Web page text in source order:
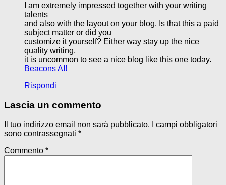
I am extremely impressed together with your writing
talents
and also with the layout on your blog. Is that this a paid
subject matter or did you
customize it yourself? Either way stay up the nice
quality writing,
it is uncommon to see a nice blog like this one today.
Beacons AI !
Rispondi
Lascia un commento
Il tuo indirizzo email non sarà pubblicato.
I campi obbligatori
sono contrassegnati *
Commento *